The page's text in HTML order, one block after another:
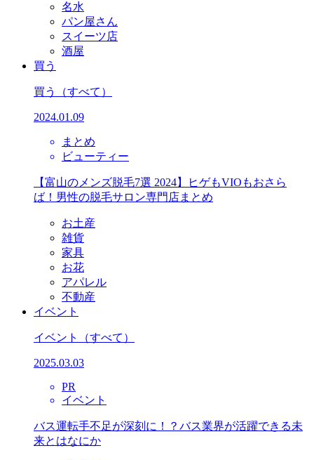
名水
パン屋さん
スイーツ店
酒屋
買う
買う （すべて）
2024.01.09
まとめ
ビューティー
【富山のメンズ脱毛7選 2024】ヒゲもVIOもおさら
ば！男性の脱毛サロン専門店まとめ
お土産
雑貨
家具
お花
アパレル
不動産
イベント
イベント （すべて）
2025.03.03
PR
イベント
バス運転手不足が深刻に！？バス業界が活躍できる未
来とはなにか